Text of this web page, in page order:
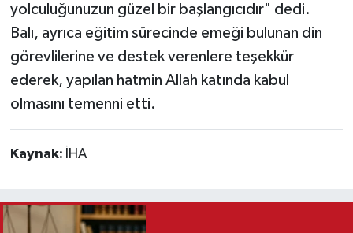
yolculuğunuzun güzel bir başlangıcıdır" dedi.
Balı, ayrıca eğitim sürecinde emeği bulunan din
görevlilerine ve destek verenlere teşekkür
ederek, yapılan hatmin Allah katında kabul
olmasını temenni etti.
Kaynak: İHA